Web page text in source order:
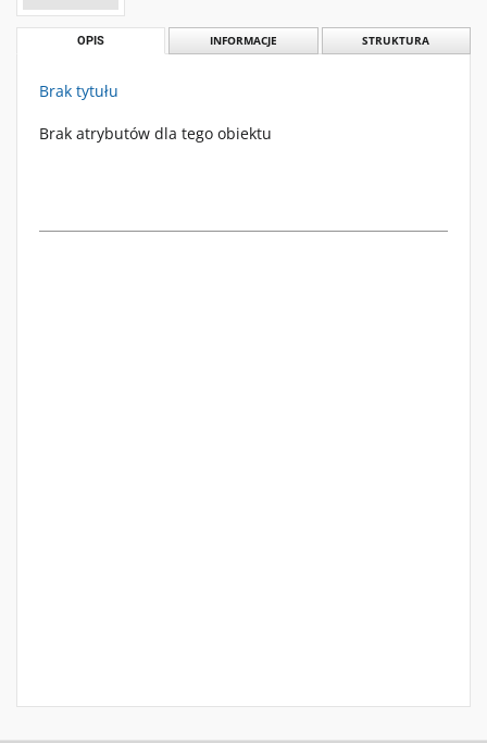
OPIS INFORMACJE STRUKTURA
Brak tytułu
Brak atrybutów dla tego obiektu